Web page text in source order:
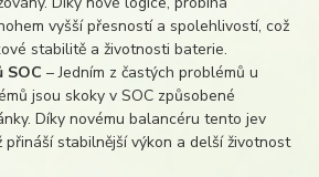
vyšší přesností a spolehlivostí, což
stabilitě a životnosti baterie.
SOC – Jedním z častých problémů u
jsou skoky v SOC způsobené
Díky novému balancéru tento jev
přináší stabilnější výkon a delší životnost